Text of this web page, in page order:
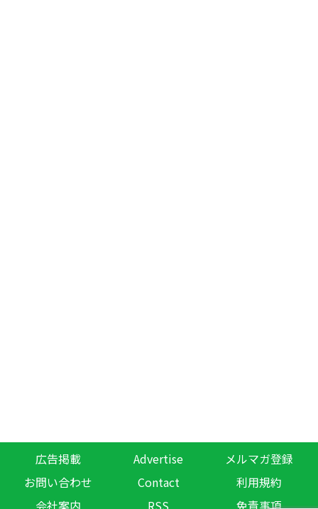
広告掲載 Advertise
メルマガ登録
お問い合わせ
Contact
利用規約
会社案内
RSS 免責事項